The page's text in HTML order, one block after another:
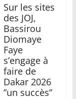
Sur les sites
des JOJ,
Bassirou
Diomaye
Faye
s’engage à
faire de
Dakar 2026
”un succès”